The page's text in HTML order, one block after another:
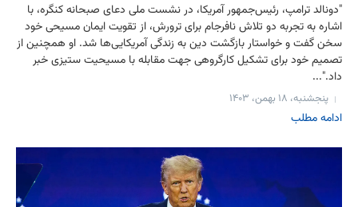
"دونالد ترامپ، رئیس‌جمهور آمریکا، در نشست ملی دعای صبحانه کنگره، با
اشاره به تجربه دو تلاش نافرجام برای ترورش، از تقویت ایمان مسیحی خود
سخن گفت و خواستار بازگشت دین به زندگی آمریکایی‌ها شد. او همچنین از
تصمیم خود برای تشکیل کارگروهی جهت مقابله با مسیحیت ستیزی خبر
داد."...
پنجشنبه، ۱۸ بهمن، ۱۴۰۳
ادامه مطلب